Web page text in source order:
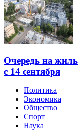
Очередь на
с 14 сентября
Политика
Экономика
Общество
Спорт
Наука